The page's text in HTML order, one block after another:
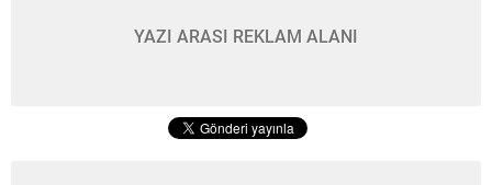
YAZI ARASI REKLAM ALANI